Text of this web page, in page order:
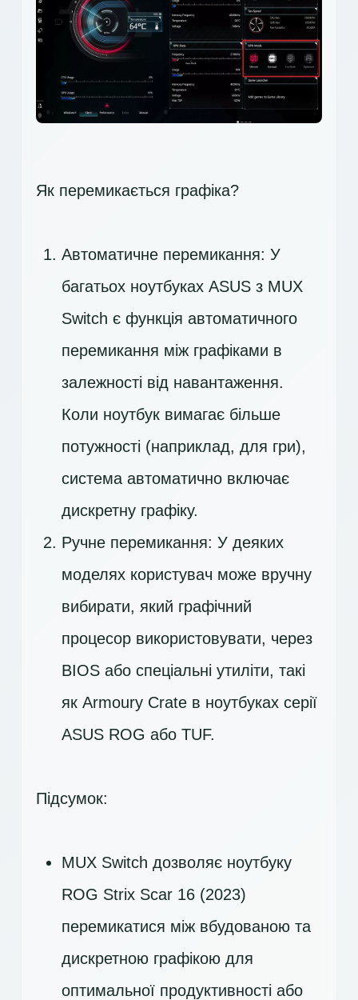
Як перемикається графіка?
Автоматичне перемикання: У
багатьох ноутбуках ASUS з MUX
Switch є функція автоматичного
перемикання між графіками в
залежності від навантаження.
Коли ноутбук вимагає більше
потужності (наприклад, для гри),
система автоматично включає
дискретну графіку.
Ручне перемикання: У деяких
моделях користувач може вручну
вибирати, який графічний
процесор використовувати, через
BIOS або спеціальні утиліти, такі
як Armoury Crate в ноутбуках серії
ASUS ROG або TUF.
Підсумок:
MUX Switch дозволяє ноутбуку
ROG Strix Scar 16 (2023)
перемикатися між вбудованою та
дискретною графікою для
оптимальної продуктивності або